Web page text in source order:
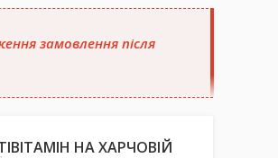
замовлення після
НА ХАРЧОВІЙ